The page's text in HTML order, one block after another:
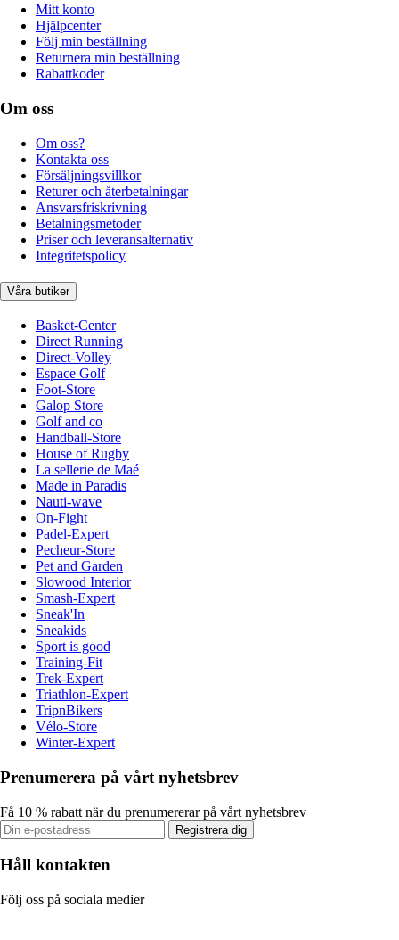
Mitt konto
Hjälpcenter
Följ min beställning
Returnera min beställning
Rabattkoder
Om oss
Om oss?
Kontakta oss
Försäljningsvillkor
Returer och återbetalningar
Ansvarsfriskrivning
Betalningsmetoder
Priser och leveransalternativ
Integritetspolicy
Våra butiker
Basket-Center
Direct Running
Direct-Volley
Espace Golf
Foot-Store
Galop Store
Golf and co
Handball-Store
House of Rugby
La sellerie de Maé
Made in Paradis
Nauti-wave
On-Fight
Padel-Expert
Pecheur-Store
Pet and Garden
Slowood Interior
Smash-Expert
Sneak'In
Sneakids
Sport is good
Training-Fit
Trek-Expert
Triathlon-Expert
TripnBikers
Vélo-Store
Winter-Expert
Prenumerera på vårt nyhetsbrev
Få 10 % rabatt när du prenumererar på vårt nyhetsbrev
Registrera dig
Håll kontakten
Följ oss på sociala medier